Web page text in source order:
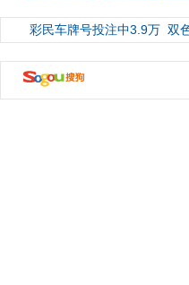
彩民车牌号投注中3.9万 双